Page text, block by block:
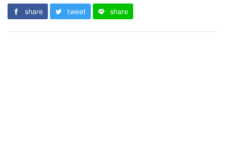
share tweet share